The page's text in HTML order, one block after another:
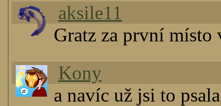
aksile11
Gratz za první
Kony
a navíc už jsi to